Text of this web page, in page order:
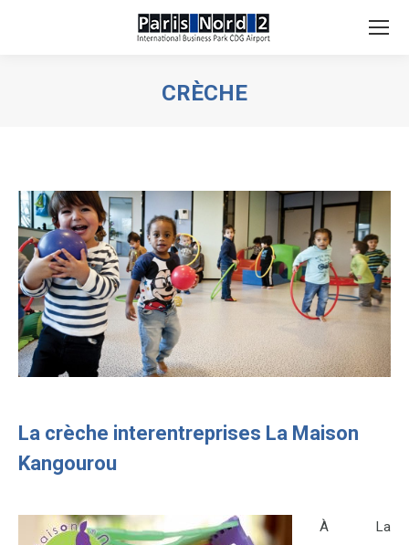
CRÈCHE
La crèche interentreprises La Maison
Kangourou
À La